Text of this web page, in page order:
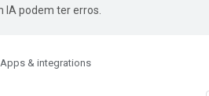
podem ter erros.
Apps & integrations